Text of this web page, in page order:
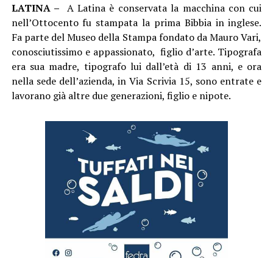
LATINA – A Latina è conservata la macchina con cui
nell’Ottocento fu stampata la prima Bibbia in inglese.
Fa parte del Museo della Stampa fondato da Mauro Vari,
conosciutissimo e appassionato, figlio d’arte. Tipografa
era sua madre, tipografo lui dall’età di 13 anni, e ora
nella sede dell’azienda, in Via Scrivia 15, sono entrate e
lavorano già altre due generazioni, figlio e nipote.